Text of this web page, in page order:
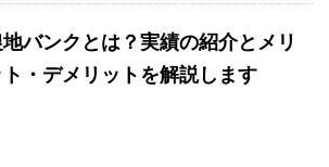
地バンクとは？実績の紹介とメリ
ト・デメリットを解説します